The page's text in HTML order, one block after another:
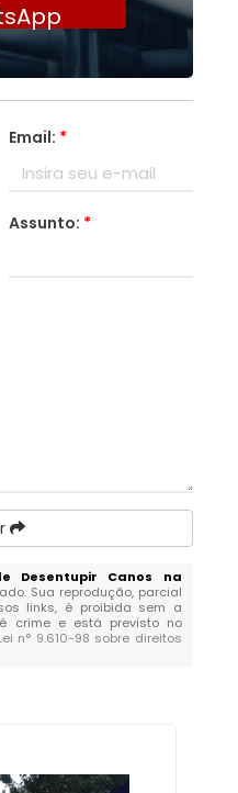
Email: *
Assunto: *
Desentupir Canos na
Sua reprodução, parcial
links, é proibida sem a
crime e está previsto no
n° 9.610-98 sobre direitos